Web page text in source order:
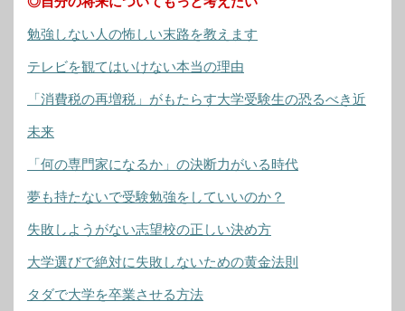
勉強しない人の怖しい末路を教えます
テレビを観てはいけない本当の理由
「消費税の再増税」がもたらす大学受験生の恐るべき近
未来
「何の専門家になるか」の決断力がいる時代
夢も持たないで受験勉強をしていいのか？
失敗しようがない志望校の正しい決め方
大学選びで絶対に失敗しないための黄金法則
タダで大学を卒業させる方法